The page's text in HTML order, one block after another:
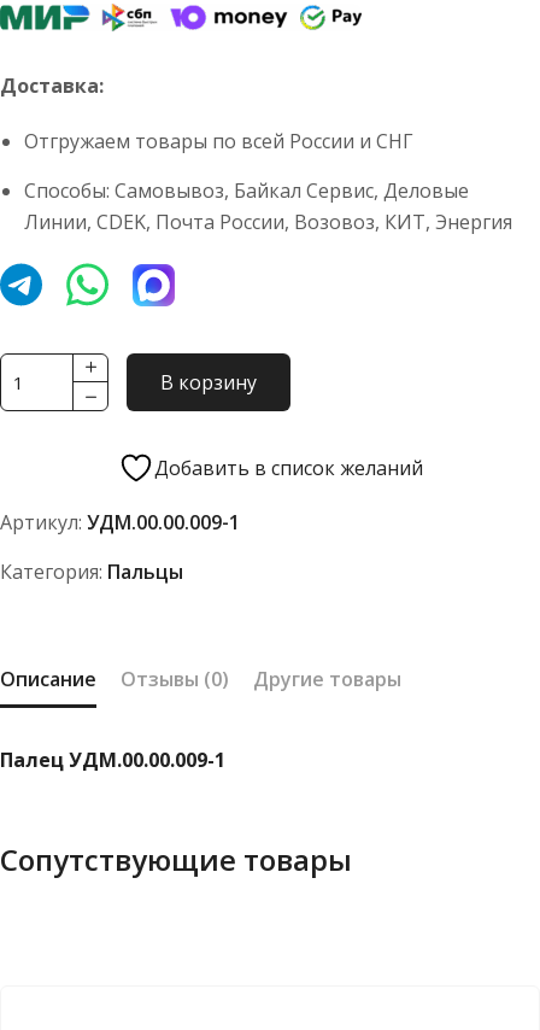
Доставка:
Отгружаем товары по всей России и СНГ
Способы: Самовывоз, Байкал Сервис, Деловые
Линии, CDEK, Почта России, Возовоз, КИТ, Энергия
Количество
товара
УДМ.00.00.009-
В корзину
Добавить в список желаний
Артикул: УДМ.00.00.009-1
Категория: Пальцы
Описание Отзывы (0) Другие товары
Палец УДМ.00.00.009-1
Сопутствующие товары